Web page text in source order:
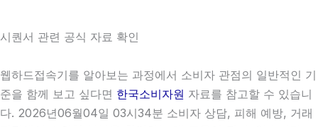
시퀀서 관련 공식 자료 확인
웹하드접속기를 알아보는 과정에서 소비자 관점의 일반적인 기
준을 함께 보고 싶다면 한국소비자원 자료를 참고할 수 있습니
다. 2026년06월04일 03시34분 소비자 상담, 피해 예방, 거래